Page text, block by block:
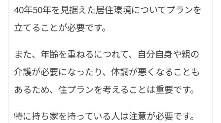
40年50年を見据えた居住環境についてプランを
立てることが必要です。
また、年齢を重ねるにつれて、自分自身や親の
介護が必要になったり、体調が悪くなることも
あるため、住プランを考えることは重要です。
特に持ち家を持っている人は注意が必要です。